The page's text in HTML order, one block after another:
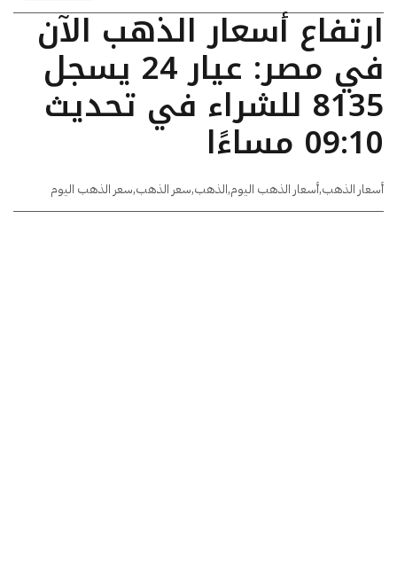
ارتفاع أسعار الذهب الآن
في مصر: عيار 24 يسجل
8135 للشراء في تحديث
09:10 مساءًا
أسعار الذهب,أسعار الذهب اليوم,الذهب,سعر الذهب,سعر الذهب اليوم